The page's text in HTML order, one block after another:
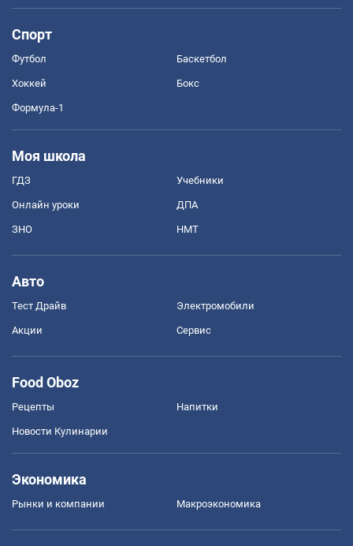
Спорт
Футбол Баскетбол
Хоккей Бокс
Формула-1
Моя школа
ГДЗ Учебники
Онлайн уроки ДПА
ЗНО НМТ
Авто
Тест Драйв Электромобили
Акции Сервис
Food Oboz
Рецепты Напитки
Новости Кулинарии
Экономика
Рынки и компании Mакроэкономика